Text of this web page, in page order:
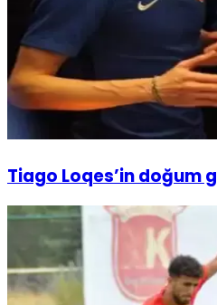
Tiago Loqes’in doğum